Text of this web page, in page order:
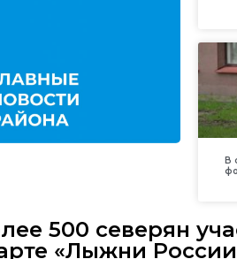
В
500 северян
«Лыжни